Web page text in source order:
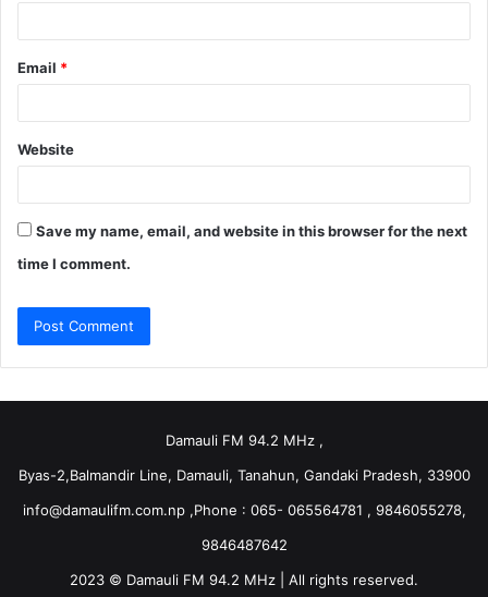
Email *
Website
Save my name, email, and website in this browser for the next
time I comment.
Damauli FM 94.2 MHz ,
Byas-2,Balmandir Line, Damauli, Tanahun, Gandaki Pradesh, 33900
info@damaulifm.com.np,Phone : 065- 065564781 , 9846055278,
9846487642
2023 © Damauli FM 94.2 MHz | All rights reserved.